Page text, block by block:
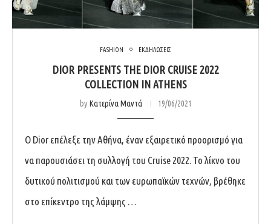
FASHION ΕΚΔΗΛΩΣΕΙΣ
DIOR PRESENTS THE DIOR CRUISE 2022
COLLECTION IN ATHENS
byΚατερίνα Μαντά 19/06/2021
Ο Dior επέλεξε την Αθήνα, έναν εξαιρετικό προορισμό για
να παρουσιάσει τη συλλογή του Cruise 2022. Το λίκνο του
δυτικού πολιτισμού και των ευρωπαϊκών τεχνών, βρέθηκε
στο επίκεντρο της λάμψης …